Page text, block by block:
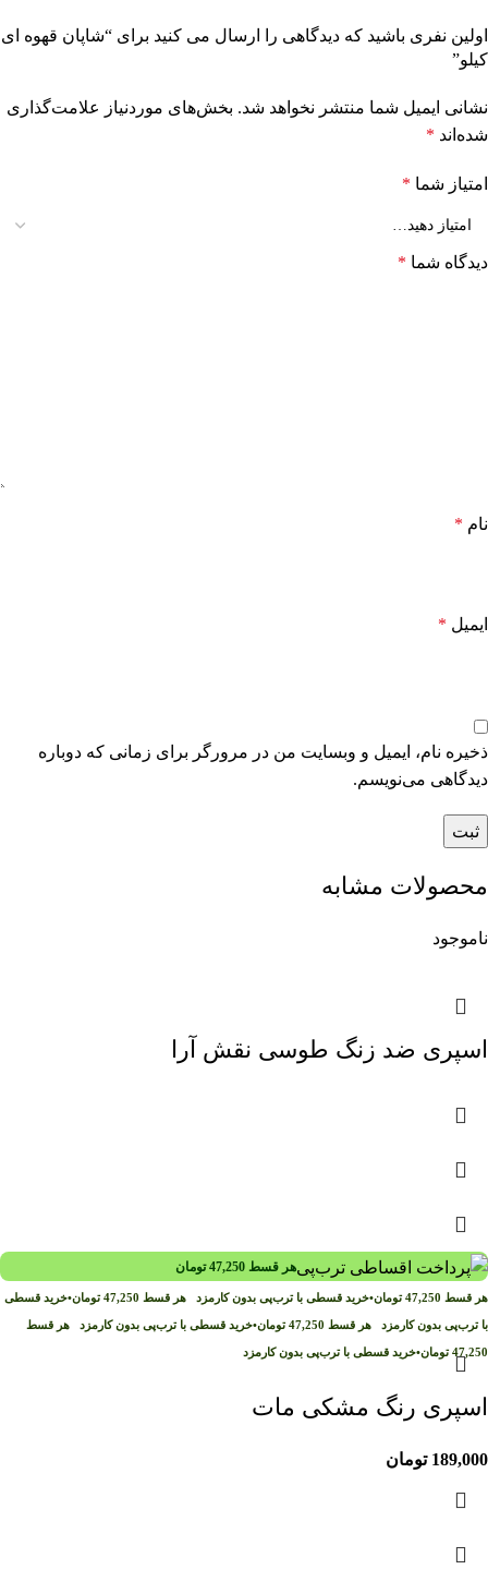
اولین نفری باشید که دیدگاهی را ارسال می کنید برای “شاپان قهوه ای
کیلو”
نشانی ایمیل شما منتشر نخواهد شد. بخش‌های موردنیاز علامت‌گذاری
شده‌اند *
امتیاز شما *
دیدگاه شما *
نام *
ایمیل *
ذخیره نام، ایمیل و وبسایت من در مرورگر برای زمانی که دوباره
دیدگاهی می‌نویسم.
محصولات مشابه
ناموجود
اسپری ضد زنگ طوسی نقش آرا
هر قسط 47,250 تومان
هر قسط 47,250 تومان•خرید قسطی با ترب‌پی بدون کارمزد هر قسط 47,250 تومان•خرید قسطی
با ترب‌پی بدون کارمزد هر قسط 47,250 تومان•خرید قسطی با ترب‌پی بدون کارمزد هر قسط
47,250 تومان•خرید قسطی با ترب‌پی بدون کارمزد
اسپری رنگ مشکی مات
189,000 تومان